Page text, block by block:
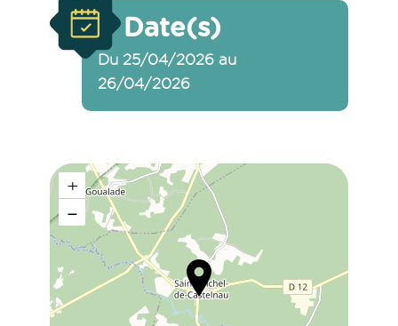
Date(s)
Du 25/04/2026 au
26/04/2026
+
−